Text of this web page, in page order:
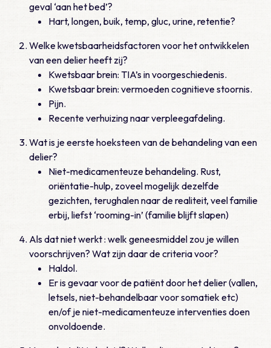
geval ‘aan het bed’?
Hart, longen, buik, temp, gluc, urine, retentie?
Welke kwetsbaarheidsfactoren voor het ontwikkelen
van een delier heeft zij?
Kwetsbaar brein: TIA’s in voorgeschiedenis.
Kwetsbaar brein: vermoeden cognitieve stoornis.
Pijn.
Recente verhuizing naar verpleegafdeling.
Wat is je eerste hoeksteen van de behandeling van een
delier?
Niet-medicamenteuze behandeling. Rust,
oriëntatie-hulp, zoveel mogelijk dezelfde
gezichten, terughalen naar de realiteit, veel familie
erbij, liefst ‘rooming-in’ (familie blijft slapen)
Als dat niet werkt : welk geneesmiddel zou je willen
voorschrijven? Wat zijn daar de criteria voor?
Haldol.
Er is gevaar voor de patiënt door het delier (vallen,
letsels, niet-behandelbaar voor somatiek etc)
en/of je niet-medicamenteuze interventies doen
onvoldoende.